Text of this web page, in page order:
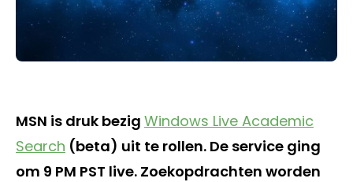
MSN is druk bezig Windows Live Academic
Search (beta) uit te rollen. De service ging
om 9 PM PST live. Zoekopdrachten worden